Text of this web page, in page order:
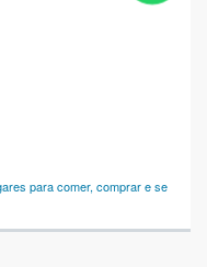
para comer, comprar e se